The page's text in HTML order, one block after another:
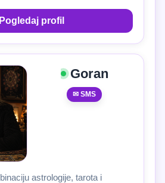
Pogledaj profil
Goran
✉ SMS
astrologije, tarota i